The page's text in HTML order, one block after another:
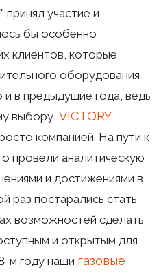
участие и
бы особенно
клиентов, которые
оборудования
и в предыдущие года, ведь
выбору,VICTORY
компанией. На пути к
провели аналитическую
и достижениями в
раз постарались стать
возможностей сделать
и открытым для
м году наши газовые